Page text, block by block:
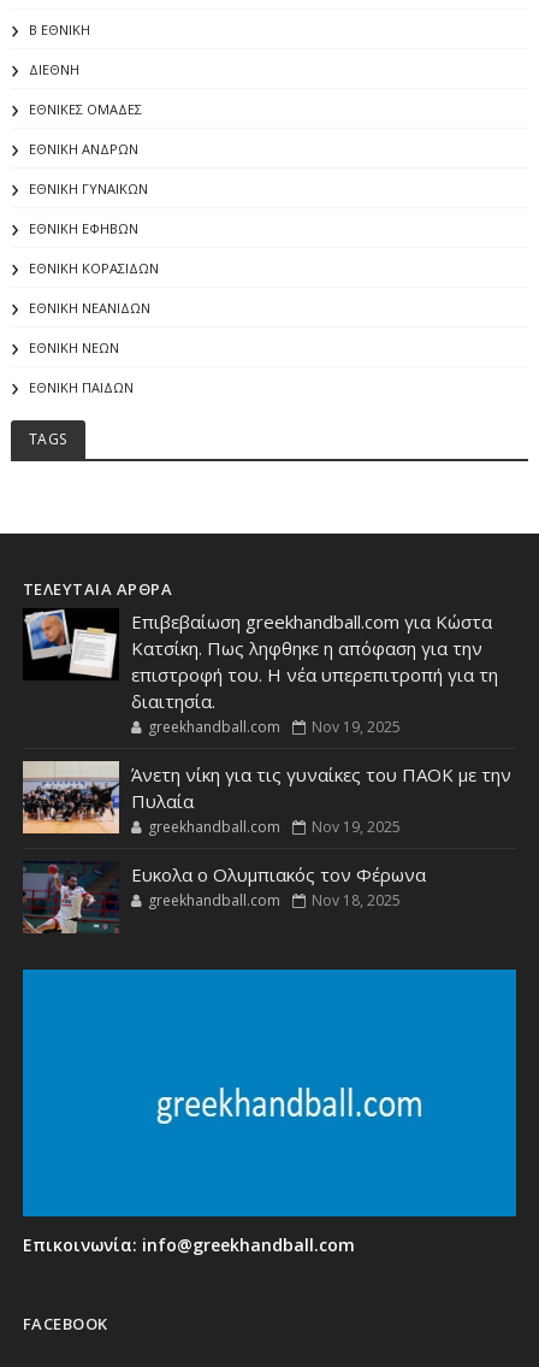
Β ΕΘΝΙΚΗ
ΔΙΕΘΝΗ
ΕΘΝΙΚΕΣ ΟΜΑΔΕΣ
ΕΘΝΙΚΗ ΑΝΔΡΩΝ
ΕΘΝΙΚΗ ΓΥΝΑΙΚΩΝ
ΕΘΝΙΚΗ ΕΦΗΒΩΝ
ΕΘΝΙΚΗ ΚΟΡΑΣΙΔΩΝ
ΕΘΝΙΚΗ ΝΕΑΝΙΔΩΝ
ΕΘΝΙΚΗ ΝΕΩΝ
ΕΘΝΙΚΗ ΠΑΙΔΩΝ
TAGS
ΤΕΛΕΥΤΑΙΑ ΑΡΘΡΑ
Επιβεβαίωση greekhandball.com για Κώστα
Κατσίκη. Πως ληφθηκε η απόφαση για την
επιστροφή του. Η νέα υπερεπιτροπή για τη
διαιτησία.
greekhandball.com Nov 19, 2025
Άνετη νίκη για τις γυναίκες του ΠΑΟΚ με την
Πυλαία
greekhandball.com Nov 19, 2025
Ευκολα ο Ολυμπιακός τον Φέρωνα
greekhandball.com Nov 18, 2025
Επικοινωνία: info@greekhandball.com
FACEBOOK